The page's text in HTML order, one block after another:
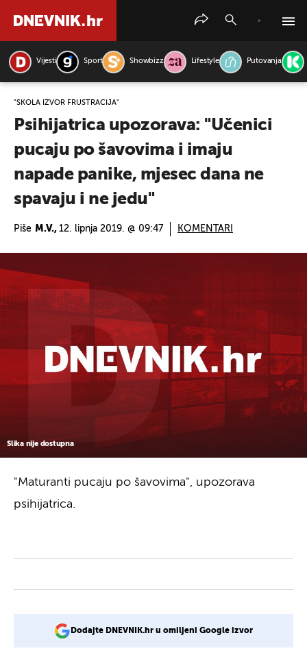
Vijesti Sport Showbizz Lifestyle Putovanja
"ŠKOLA IZVOR FRUSTRACIJA"
Psihijatrica upozorava: "Učenici
pucaju po šavovima i imaju
napade panike, mjesec dana ne
spavaju i ne jedu"
Piše M.V., 12. lipnja 2019. @ 09:47 KOMENTARI
Slika nije dostupna
"Maturanti pucaju po šavovima", upozorava
psihijatrica.
Dodajte DNEVNIK.hr u omiljeni Google izvor
PRETRAŽITE VIJESTI